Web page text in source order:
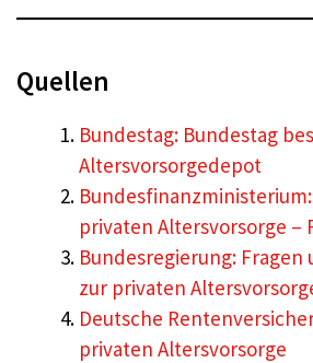
Quellen
Bundestag: Bundestag
Altersvorsorgedepot
privaten Altersvorsorge –
Bundesregierung:
zur privaten
Deutsche
privaten Altersvorsorge